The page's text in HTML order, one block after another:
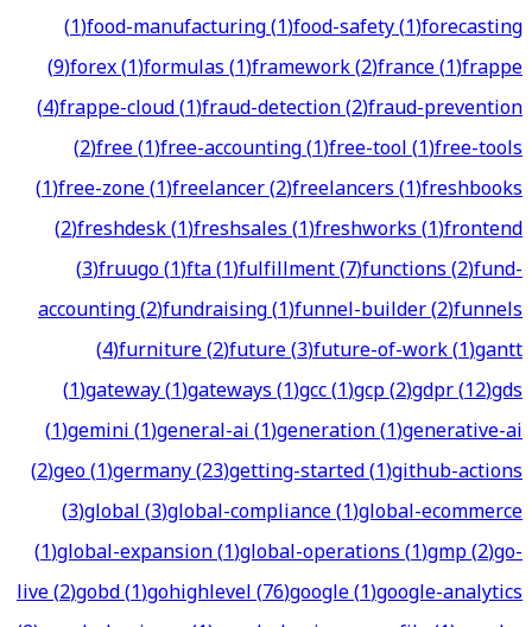
(1)food-manufacturing(1)food-safety(1)forecasting
(9)forex(1)formulas(1)framework(2)france(1)frappe
(4)frappe-cloud(1)fraud-detection(2)fraud-prevention
(2)free(1)free-accounting(1)free-tool(1)free-tools
(1)free-zone(1)freelancer(2)freelancers(1)freshbooks
(2)freshdesk(1)freshsales(1)freshworks(1)frontend
(3)fruugo(1)fta(1)fulfillment(7)functions(2)fund-
accounting(2)fundraising(1)funnel-builder(2)funnels
(4)furniture(2)future(3)future-of-work(1)gantt
(1)gateway(1)gateways(1)gcc(1)gcp(2)gdpr(12)gds
(1)gemini(1)general-ai(1)generation(1)generative-ai
(2)geo(1)germany(23)getting-started(1)github-actions
(3)global(3)global-compliance(1)global-ecommerce
(1)global-expansion(1)global-operations(1)gmp(2)go-
live(2)gobd(1)gohighlevel(76)google(1)google-analytics